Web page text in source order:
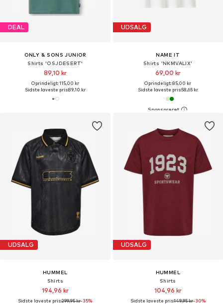
DEAL
ONLY & SONS JUNIOR
Shirts 'OSJDESERT'
89,10 kr
Oprindeligt: 115,00 kr
Sidste laveste pris:89,10 kr
UDSALG
NAME IT
Shirts 'NKMVALIX'
69,00 kr
Oprindeligt: 85,00 kr
Sidste laveste pris:58,65 kr
UDSALG
HUMMEL
Shirts
194,96 kr
Sidste laveste pris:299,95 kr-35%
UDSALG
HUMMEL
Shirts
104,96 kr
Sidste laveste pris:149,95 kr-30%